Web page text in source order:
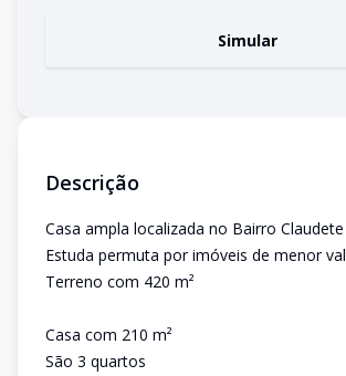
Simular
Descrição
Casa ampla localizada no Bairro Claudete
Estuda permuta por imóveis de menor
Terreno com 420 m²
Casa com 210 m²
São 3 quartos